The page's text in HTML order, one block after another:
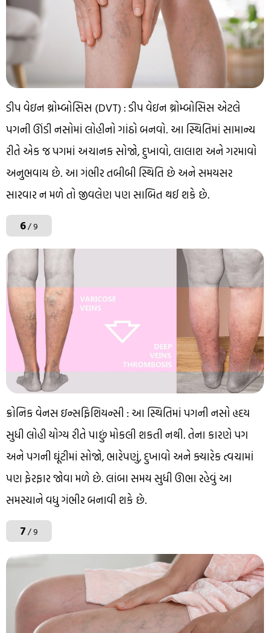
ડીપ વેઇન થ્રોમ્બોસિસ (DVT) : ડીપ વેઇન થ્રોમ્બોસિસ એટલે
પગની ઊંડી નસોમાં લોહીનો ગાંઠો બનવો. આ સ્થિતિમાં સામાન્ય
રીતે એક જ પગમાં અચાનક સોજો, દુખાવો, લાલાશ અને ગરમાવો
અનુભવાય છે. આ ગંભીર તબીબી સ્થિતિ છે અને સમયસર
સારવાર ન મળે તો જીવલેણ પણ સાબિત થઈ શકે છે.
6/ 9
ક્રોનિક વેનસ ઇન્સફિશિયન્સી : આ સ્થિતિમાં પગની નસો હૃદય
સુધી લોહી યોગ્ય રીતે પાછું મોકલી શકતી નથી. તેના કારણે પગ
અને પગની ઘૂંટીમાં સોજો, ભારેપણું, દુખાવો અને ક્યારેક ત્વચામાં
પણ ફેરફાર જોવા મળે છે. લાંબા સમય સુધી ઊભા રહેવું આ
સમસ્યાને વધુ ગંભીર બનાવી શકે છે.
7/ 9